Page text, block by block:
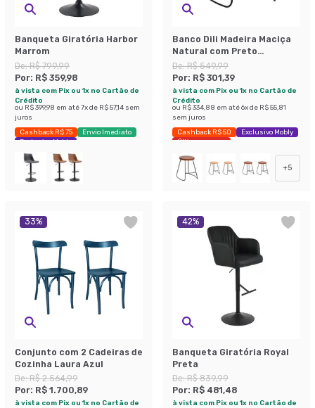
Banqueta Giratória Harbor
Marrom
De:R$ 799,99
Por: R$ 359,98
à vista com Pix ou 1x no Cartão de
Crédito
ou R$ 399,98 em até7x de R$ 57,14 sem
juros
Cashback R$ 75
Envio Imediato
Exclusivo Mobly
Banco Dili Madeira Maciça
Natural com Preto
Industrial
De:R$ 549,99
Por: R$ 301,39
à vista com Pix ou 1x no Cartão de
Crédito
ou R$ 334,88 em até6x de R$ 55,81
sem juros
Cashback R$ 50
Exclusivo Mobly
Últimas peças
+5
33%
Conjunto com 2 Cadeiras de
Cozinha Laura Azul
De:R$ 2.564,99
Por: R$ 1.700,89
à vista com Pix ou 1x no Cartão de
42%
Banqueta Giratória Royal
Preta
De:R$ 839,99
Por: R$ 481,48
à vista com Pix ou 1x no Cartão de